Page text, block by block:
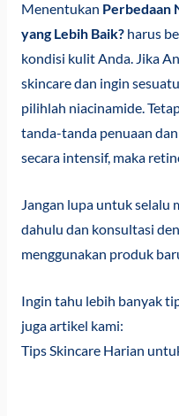
Menentukan Perbedaan
yang Lebih Baik?harus
kondisi kulit Anda. Jika
skincare dan ingin
pilihlah niacinamide.
tanda-tanda penuaan
secara intensif, maka
Jangan lupa untuk selalu
dahulu dan konsultasi
menggunakan produk
Ingin tahu lebih banyak
juga artikel kami:
Tips Skincare Harian